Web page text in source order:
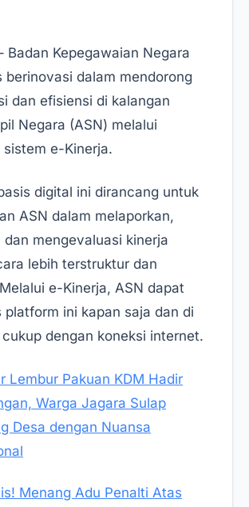
Badan Kepegawaian Negara
berinovasi dalam mendorong
dan efisiensi di kalangan
Negara (ASN) melalui
sistem e-Kinerja.
digital ini dirancang untuk
ASN dalam melaporkan,
dan mengevaluasi kinerja
lebih terstruktur dan
e-Kinerja, ASN dapat
platform ini kapan saja dan di
dengan koneksi internet.
Lembur Pakuan KDM Hadir
Warga Jagara Sulap
Desa dengan Nuansa
Menang Adu Penalti Atas